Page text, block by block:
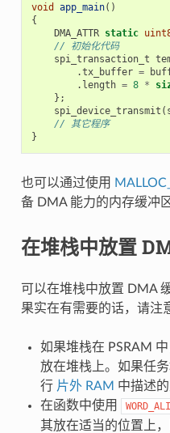
void app_main()
{
DMA_ATTR static
// 初始化代码
spi_transaction_t
.tx_buffer =
. length = 8 *
};
spi_device_transmit (
// 其它程序
}
也可以通过使用
备 DMA 能力的内存缓冲区
在堆栈中放置
可以在堆栈中放置 DMA
果实在有需要的话，请注
如果堆栈在 PSRAM
放在堆栈上。如果任
行 片外 RAM 中描述的
在函数中使用
其放在适当的位置上